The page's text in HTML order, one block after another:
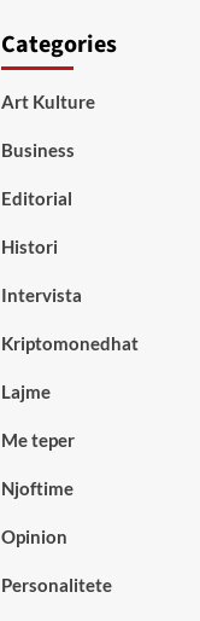
Categories
Art Kulture
Business
Editorial
Histori
Intervista
Kriptomonedhat
Lajme
Me teper
Njoftime
Opinion
Personalitete